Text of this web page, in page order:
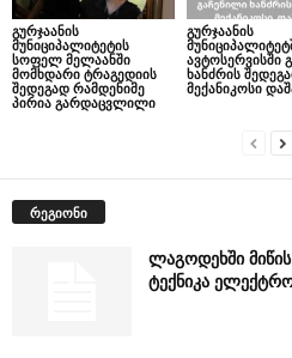
გურჯაანის
მუნიციპალიტეტის
სოფელ მელაანში
მომხდარი ტრაგედიის
შედეგად რამდენიმე
პირია გარდაცვლილი
გურჯაანის
ავტოსერვისში
ხანძრის
მექანიკოსი
რეგიონი
ლაგოდეხში
ტექნიკა